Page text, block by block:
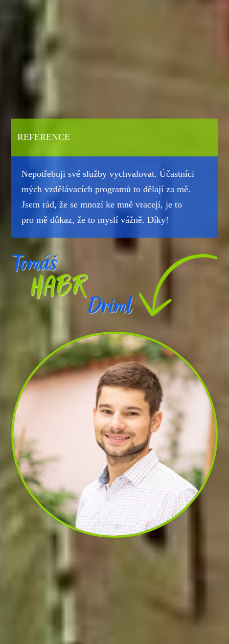
REFERENCE
Nepotřebuji své služby vychvalovat. Účastníci
mých vzdělávacích programů to dělají za mě.
Jsem rád, že se mnozí ke mně vracejí, je to
pro mě důkaz, že to myslí vážně. Díky!